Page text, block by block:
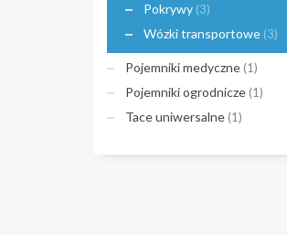
Pokrywy (3)
Wózki transportowe (3)
Pojemniki medyczne (1)
Pojemniki ogrodnicze (1)
Tace uniwersalne (1)